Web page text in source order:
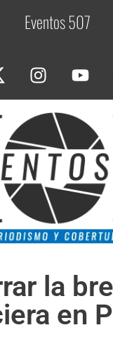
Eventos 507C
la
en